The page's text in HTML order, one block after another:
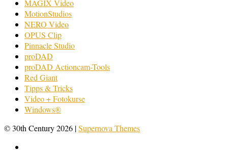
MAGIX Video
MotionStudios
NERO Video
OPUS Clip
Pinnacle Studio
proDAD
proDAD Actioncam-Tools
Red Giant
Tipps & Tricks
Video + Fotokurse
Windows®
© 30th Century 2026 |Supernova Themes